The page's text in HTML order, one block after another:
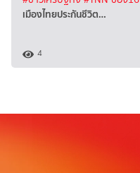
เมืองไทยประกันชีวิต…
4